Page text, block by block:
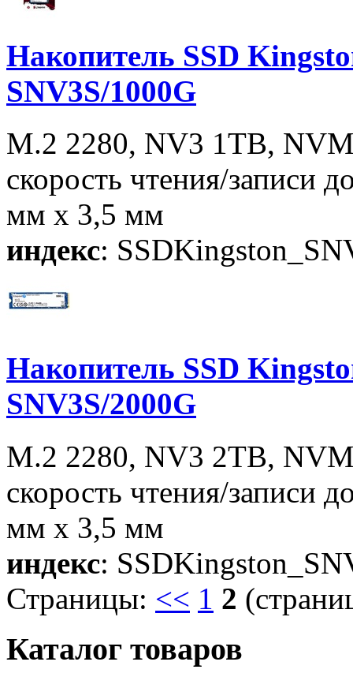
Накопитель SSD
SNV3S/1000G
M.2 2280, NV3 1TB,
скорость чтения/записи
мм x 3,5 мм
индекс:
Накопитель SSD
SNV3S/2000G
M.2 2280, NV3 2TB,
скорость чтения/записи
мм x 3,5 мм
индекс:
Страницы: << 1 2
Каталог товаров